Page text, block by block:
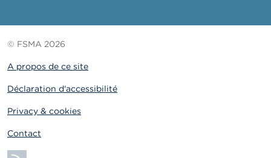
© FSMA 2026
A propos de ce site
Déclaration d'accessibilité
Privacy & cookies
Contact